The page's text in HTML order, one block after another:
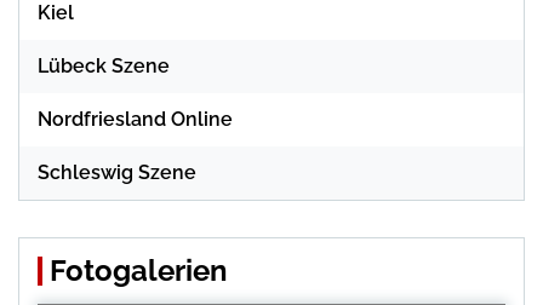
Kiel
Lübeck Szene
Nordfriesland Online
Schleswig Szene
Fotogalerien